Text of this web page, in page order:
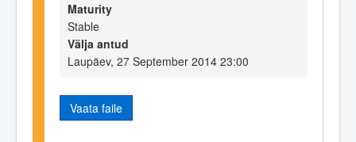
Maturity
Stable
Välja antud
Laupäev, 27 September 2014 23:00
Vaata faile